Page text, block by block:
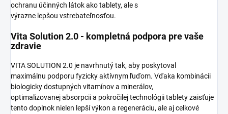
ochranu účinných látok ako tablety, ale s
výrazne lepšou vstrebateľnosťou.
Vita Solution 2.0 - kompletná podpora pre vaše
zdravie
VITA SOLUTION 2.0 je navrhnutý tak, aby poskytoval
maximálnu podporu fyzicky aktívnym ľuďom. Vďaka kombinácii
biologicky dostupných vitamínov a minerálov,
optimalizovanej absorpcii a pokročilej technológii tablety zaisťuje
tento doplnok nielen lepší výkon a regeneráciu, ale aj celkové